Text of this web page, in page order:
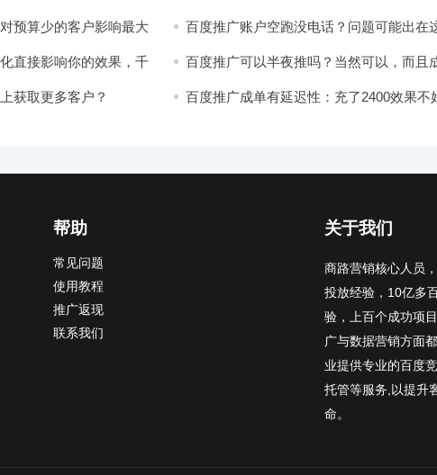
预算少的客户影响最大 百度推广账户空跑没电话？问题可能出在
直接影响你的效果，千
百度推广可以半夜推吗？当然可以，而且
获取更多客户？
百度推广成单有延迟性：充了2400效果不
帮助
常见问题
使用教程
推广返现
联系我们
关于我们
商路营销核心人员
投放经验，10亿多
验，上百个成功项
广与数据营销方面
业提供专业的百度
托管等服务,以提升
命。